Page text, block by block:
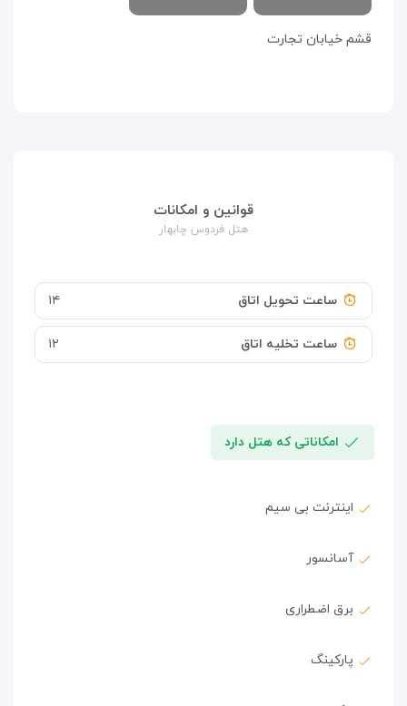
قشم خیابان تجارت
قوانین و امکانات
هتل فردوس چابهار
ساعت تحویل اتاق ۱۴
ساعت تخلیه اتاق ۱۲
امکاناتی که هتل دارد
اینترنت بی سیم
آسانسور
برق اضطراری
پارکینگ